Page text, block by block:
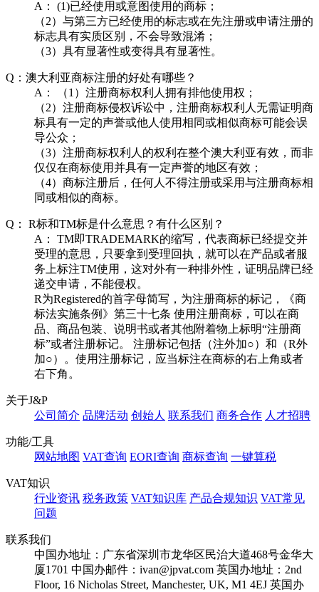
A：
(1)已经使用或意图使用的商标；
（2）与第三方已经使用的标志或在先注册或申请注册的
标志具有实质区别，不会导致混淆；
（3）具有显著性或变得具有显著性。
Q： 澳大利亚商标注册的好处有哪些？
A：
（1）注册商标权利人拥有排他使用权；
（2）注册商标侵权诉讼中，注册商标权利人无需证明商
标具有一定的声誉或他人使用相同或相似商标可能会误
导公众；
（3）注册商标权利人的权利在整个澳大利亚有效，而非
仅仅在商标使用并具有一定声誉的地区有效；
（4）商标注册后，任何人不得注册或采用与注册商标相
同或相似的商标。
Q：
R标和TM标是什么意思？有什么区别？
A：
TM即TRADEMARK的缩写，代表商标已经提交并
受理的意思，只要拿到受理回执，就可以在产品或者服
务上标注TM使用，这对外有一种排外性，证明品牌已经
递交申请，不能侵权。
R为Registered的首字母简写，为注册商标的标记，《商
标法实施条例》第三十七条 使用注册商标，可以在商
品、商品包装、说明书或者其他附着物上标明“注册商
标”或者注册标记。 注册标记包括（注外加○）和（R外
加○）。使用注册标记，应当标注在商标的右上角或者
右下角。
关于J&P
公司简介 品牌活动 创始人 联系我们 商务合作 人才招聘
功能/工具
网站地图 VAT查询 EORI查询 商标查询 一键算税
VAT知识
行业资讯 税务政策 VAT知识库 产品合规知识 VAT常见
问题
联系我们
中国办地址：广东省深圳市龙华区民治大道468号金华大
厦1701 中国办邮件：ivan@jpvat.com 英国办地址：2nd
Floor, 16 Nicholas Street, Manchester, UK, M1 4EJ 英国办